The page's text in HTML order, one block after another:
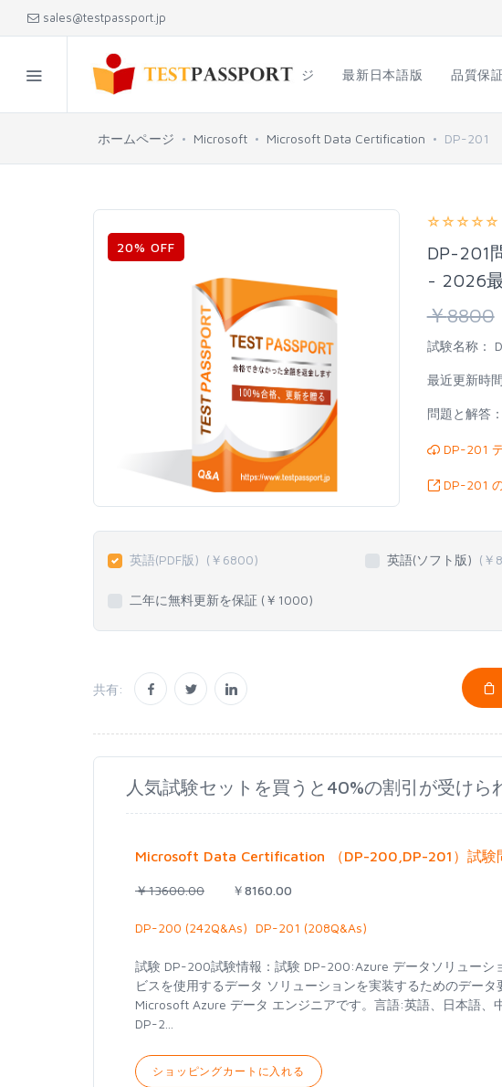
sales@testpassport.jp
ホームページ 最新日本語版 品質保
ホームページ Microsoft Microsoft Data Certification DP-201
20% OFF
DP-201
- 2026
￥8800
試験名称：
最近更新時間
問題と解答：
DP-201
DP-201
英語(PDF版) (￥ 6800) 英語(ソフト版) (￥
二年に無料更新を保証 (￥ 1000)
共有:
人気試験セットを買うと40%の割引が受けら
Microsoft Data Certification （DP-200,DP-201）試験
￥13600.00 ￥8160.00
DP-200 (242Q&As) DP-201 (208Q&As)
試験 DP-200試験情報：試験 DP-200:Azure データソリュー
ビスを使用するデータ ソリューションを実装するためのデー
Microsoft Azure データ エンジニアです。言語:英語、日本語
DP-2...
ショッピングカートに入れる